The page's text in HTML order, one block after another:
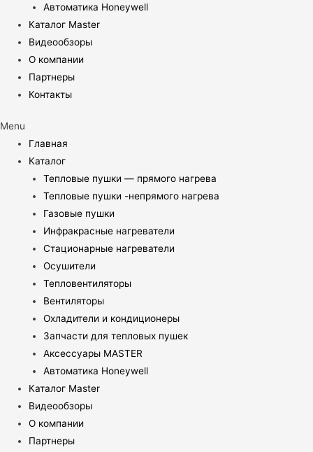
Автоматика Honeywell
Каталог Master
Видеообзоры
О компании
Партнеры
Контакты
Menu
Главная
Каталог
Тепловые пушки — прямого нагрева
Тепловые пушки -непрямого нагрева
Газовые пушки
Инфракрасные нагреватели
Стационарные нагреватели
Осушители
Тепловентиляторы
Вентиляторы
Охладители и кондиционеры
Запчасти для тепловых пушек
Аксессуары MASTER
Автоматика Honeywell
Каталог Master
Видеообзоры
О компании
Партнеры